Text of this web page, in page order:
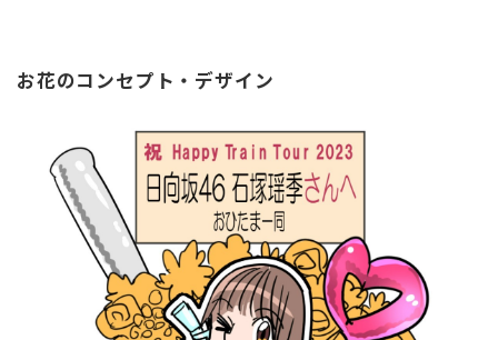
お花のコンセプト・デザイン